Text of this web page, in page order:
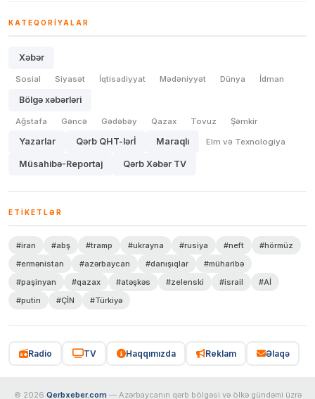
KATEQORIYALAR
Xəbər
Sosial Siyasət İqtisadiyyat Mədəniyyət Dünya İdman
Bölgə xəbərləri
Ağstafa Gəncə Gədəbəy Qazax Tovuz Şəmkir
Yazarlar Qərb QHT-lərİ Maraqlı Elm və Texnologiya
Müsahibə-Reportaj Qərb Xəbər TV
ETIKETLƏR
#iran #abş #tramp #ukrayna #rusiya #neft
#hörmüz
#ermənistan
#azərbaycan #danışıqlar
#müharibə
#paşinyan
#qazax #atəşkəs #zelenski #israil
#Aİ
#putin
#ÇİN #Türkiyə
Radio TV Haqqımızda Reklam Əlaqə
© 2026 Qerbxeber.com — Azərbaycanın qərb bölgəsi və ölkə gündəmi üzrə